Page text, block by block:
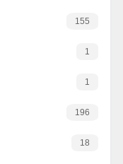
155
1
1
196
18